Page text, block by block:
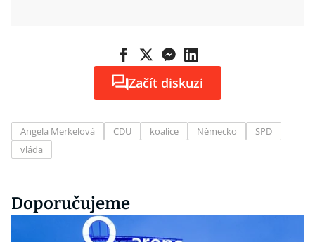
Začít diskuzi
Angela Merkelová CDU koalice Německo
SPD
vláda
Doporučujeme